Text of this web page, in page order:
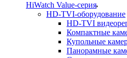
HiWatch Value-серия
HD-TVI-оборудование
HD-TVI
Компактные
Купольные
Панорамные